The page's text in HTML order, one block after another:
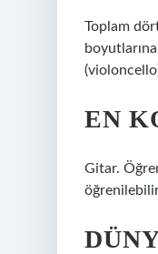
Toplam
EN
Gitar.